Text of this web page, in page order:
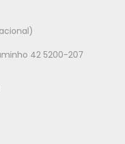
42 5200-207